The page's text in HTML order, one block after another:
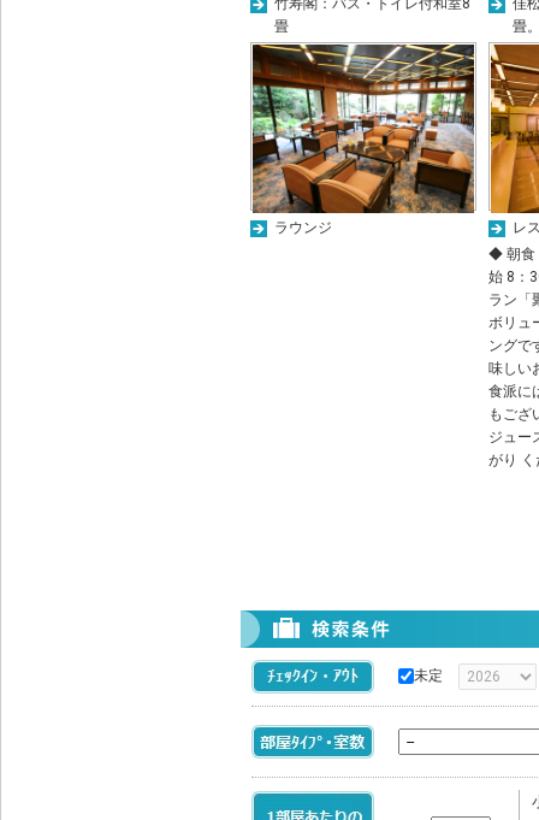
竹寿閣：バス・トイレ付和室8
畳
佳
畳
ラウンジ
レ
◆ 朝食
始 8：
ラン「
ボリュ
ングで
味しい
食派に
もござ
ジュー
がり く
未定